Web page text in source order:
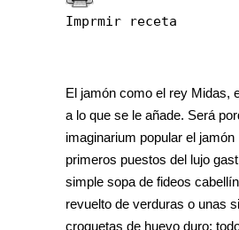
Imprmir receta
El jamón como el rey Midas,
a lo que se le añade. Será
imaginarium popular el
primeros puestos del lujo
simple sopa de fideos
revuelto de verduras o unas
croquetas de huevo duro;